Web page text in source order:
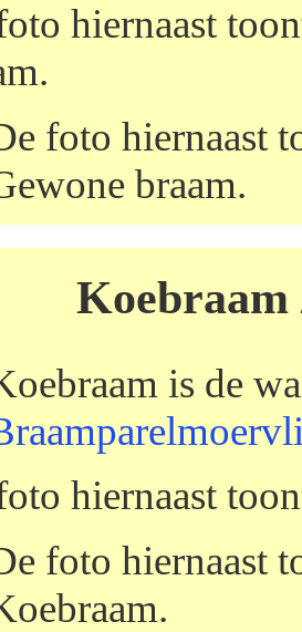
hiernaast
foto hiernaast
braam.
is de
hiernaast
foto hiernaast